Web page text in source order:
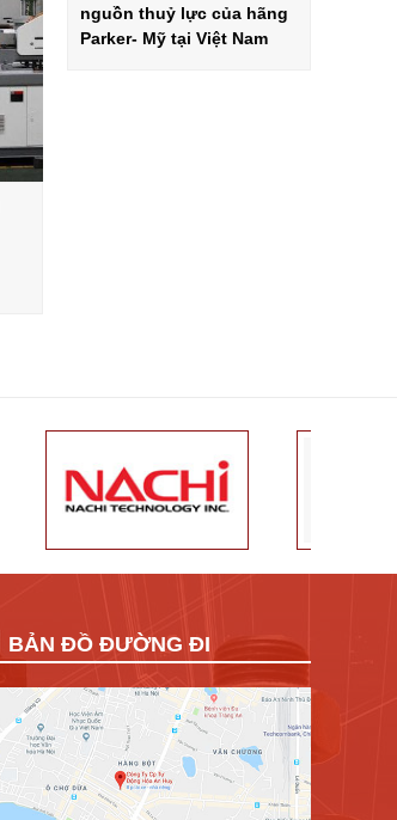
nguồn thuỷ lực của hãng
Parker- Mỹ tại Việt Nam
BẢN ĐỒ ĐƯỜNG ĐI